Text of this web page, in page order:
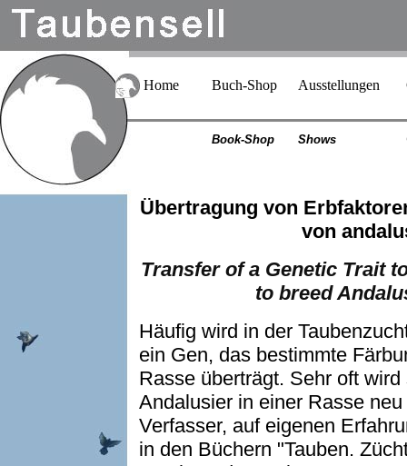
Home Buch-Shop Ausstellungen
Book-Shop Shows
Übertragung von
von
Transfer of a Genetic Trait
to breed
Häufig wird in der
ein Gen, das bestimmte
Rasse überträgt. Sehr oft
Andalusier in einer Rasse
Verfasser, auf eigenen
in den Büchern "Tauben.